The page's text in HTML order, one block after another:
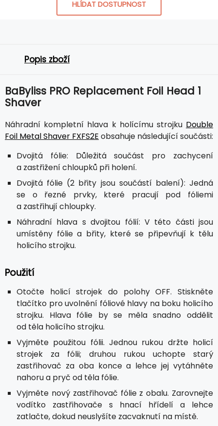
HLÍDAT DOSTUPNOST
Popis zboží
BaByliss PRO Replacement Foil Head 1
Shaver
Náhradní kompletní hlava k holícímu strojku Double
Foil Metal Shaver FXFS2E obsahuje následující součásti:
Dvojitá fólie: Důležitá součást pro zachycení
a zastřižení chloupků při holení.
Dvojitá fólie (2 břity jsou součástí balení): Jedná
se o řezné prvky, které pracují pod fóliemi
a zastřihují chloupky.
Náhradní hlava s dvojitou fólií: V této části jsou
umístěny fólie a břity, které se připevňují k tělu
holicího strojku.
Použití
Otočte holicí strojek do polohy OFF. Stiskněte
tlačítko pro uvolnění fóliové hlavy na boku holicího
strojku. Hlava fólie by se měla snadno oddělit
od těla holicího strojku.
Vyjměte použitou fólii. Jednou rukou držte holicí
strojek za fólii; druhou rukou uchopte starý
zastřihovač za oba konce a lehce jej vytáhněte
nahoru a pryč od těla fólie.
Vyjměte nový zastřihovač fólie z obalu. Zarovnejte
vodítko zastřihovače s hnací hřídelí a lehce
zatlačte, dokud neuslyšíte zacvaknutí na místě.